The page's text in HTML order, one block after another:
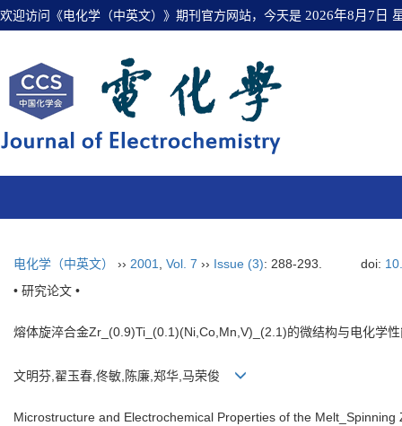
欢迎访问《电化学（中英文）》期刊官方网站，今天是 2026年8月7日
电化学（中英文） ›› 2001 Vol. 7 ›› Issue (3): 288-293. doi:
• 研究论文 •
熔体旋淬合金Zr_(0.9)Ti_(0.1)(Ni,Co,Mn,V)_(2.1)的微结构与电化学
文明芬,翟玉春,佟敏,陈廉,郑华,马荣俊
Microstructure and Electrochemical Properties of the